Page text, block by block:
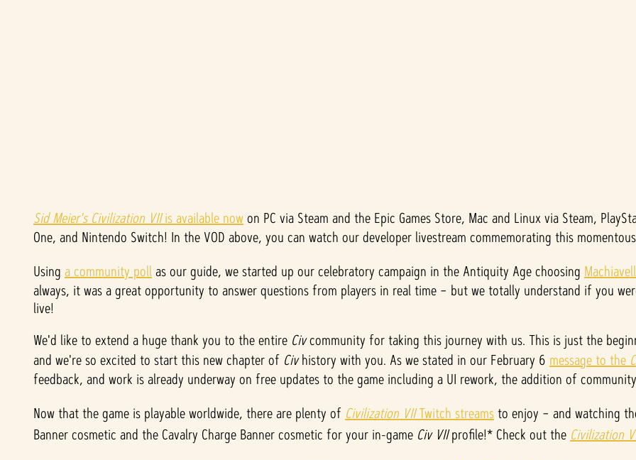
A
c
c
e
p
t
&
Sid Meier's Civilization VIIis available nowon PC via Steam and the Epic Games Store, Mac and Linux via Steam,
One, and Nintendo Switch! In the VOD above, you can watch our developer livestream commemorating this
Using a community pollas our guide, we started up our celebratory campaign in the Antiquity Age choosing
always, it was a great opportunity to answer questions from players in real time – but we totally understand if you
live!
We'd like to extend a huge thank you to the entire Civcommunity for taking this journey with us. This is just the
and we're so excited to start this new chapter of Civhistory with you. As we stated in our February 6 message to the
feedback, and work is already underway on free updates to the game including a UI rework, the addition of
Now that the game is playable worldwide, there are plenty of Civilization VIITwitch streamsto enjoy – and watching
Banner cosmetic and the Cavalry Charge Banner cosmetic for your in-game Civ VIIprofile!* Check out the Civilization